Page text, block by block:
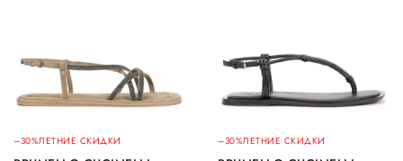
–30%ЛЕТНИЕ СКИДКИ –30%ЛЕТНИЕ СКИДКИ